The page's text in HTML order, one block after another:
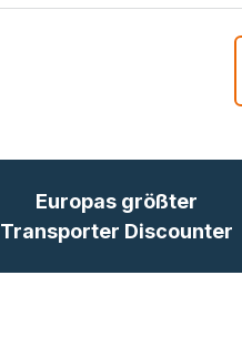
Europas größter
Transporter Discounter